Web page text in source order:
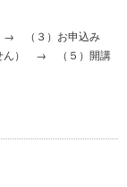
→ （３）お申込み
ん） → （５）開講